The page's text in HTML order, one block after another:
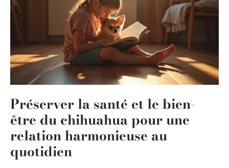
Préserver la santé et le bien-
être du chihuahua pour une
relation harmonieuse au
quotidien